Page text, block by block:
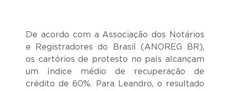
De acordo com a Associação dos Notários
e Registradores do Brasil (ANOREG BR),
os cartórios de protesto no país alcançam
um índice médio de recuperação de
crédito de 60%. Para Leandro, o resultado